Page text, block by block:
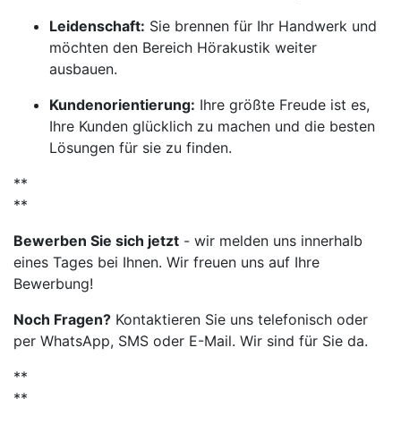
Leidenschaft: Sie brennen für Ihr Handwerk und
möchten den Bereich Hörakustik weiter
ausbauen.
Kundenorientierung: Ihre größte Freude ist es,
Ihre Kunden glücklich zu machen und die besten
Lösungen für sie zu finden.
**
**
Bewerben Sie sich jetzt - wir melden uns innerhalb
eines Tages bei Ihnen. Wir freuen uns auf Ihre
Bewerbung!
Noch Fragen? Kontaktieren Sie uns telefonisch oder
per WhatsApp, SMS oder E-Mail. Wir sind für Sie da.
**
**